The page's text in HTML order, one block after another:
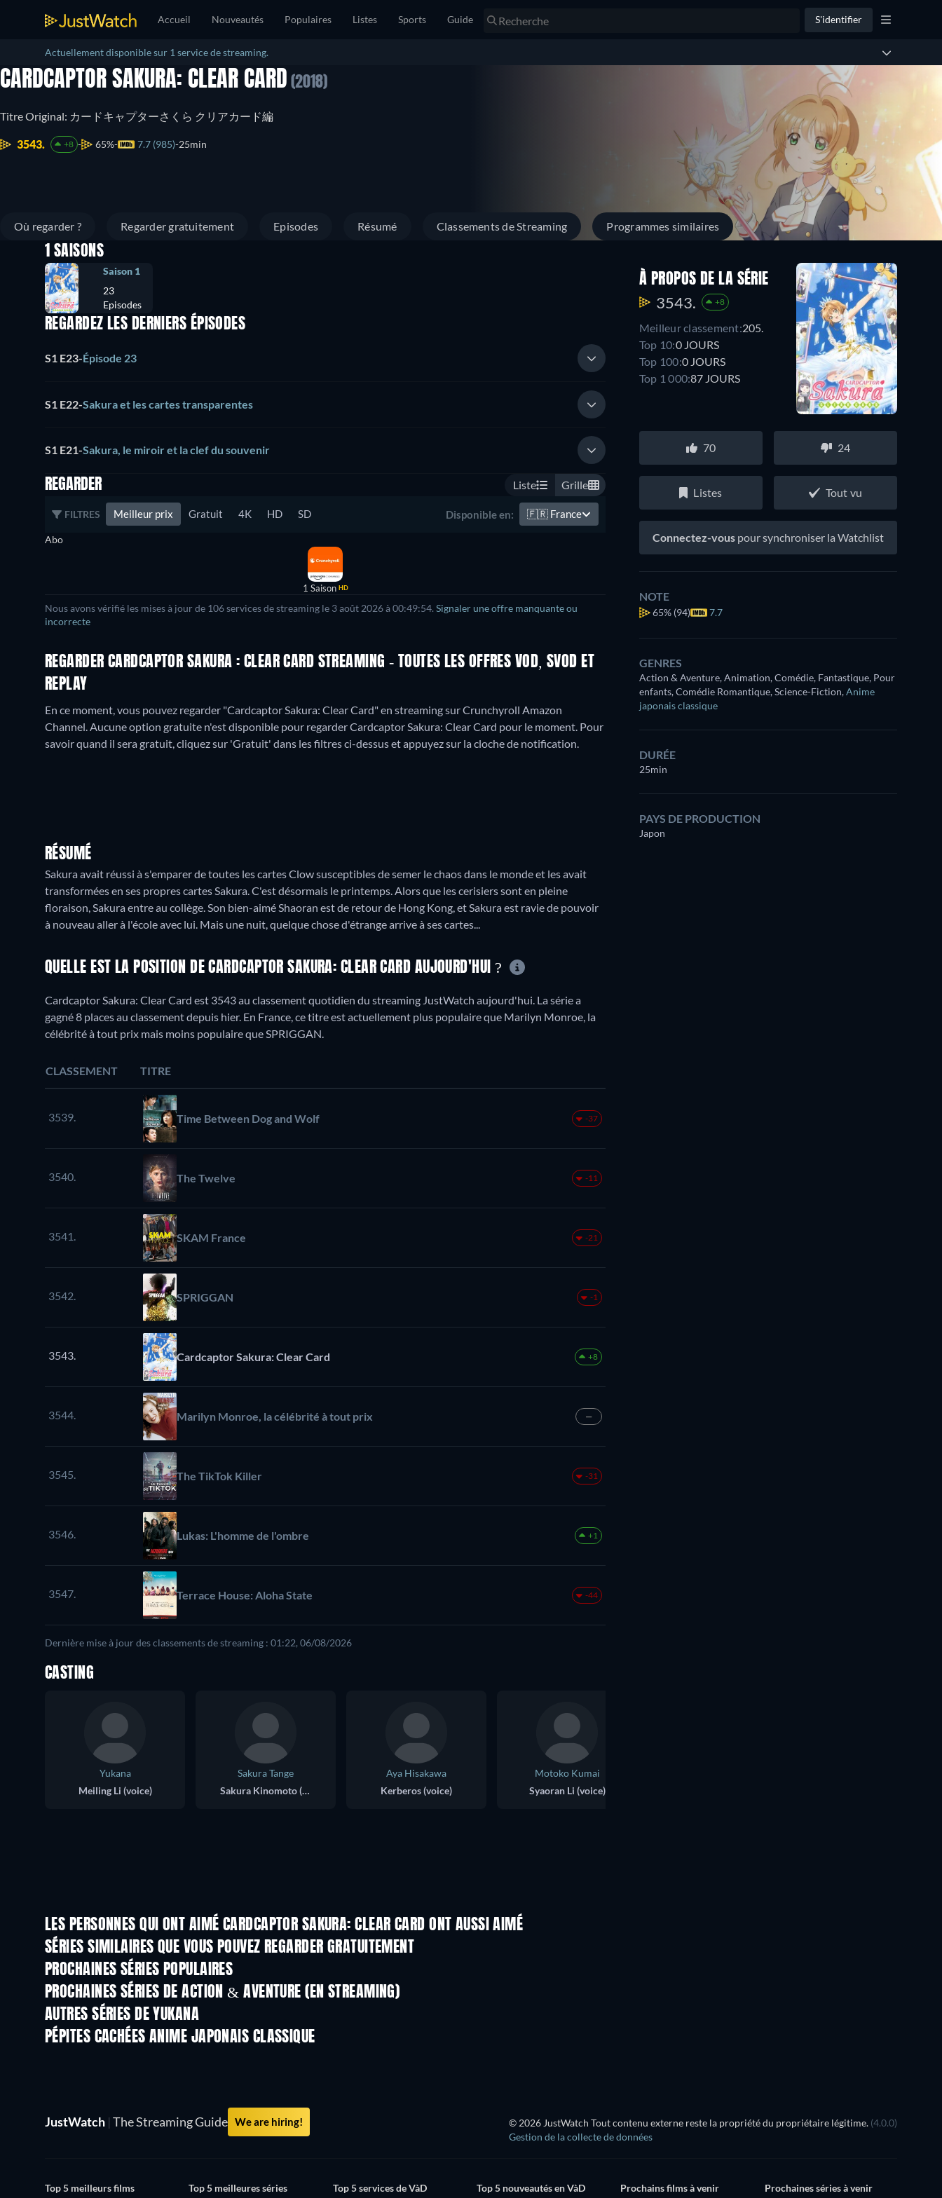
Accueil Nouveautés Populaires Listes Sports Guide S'identifier
Actuellement disponible sur 1 service de streaming.
CARDCAPTOR SAKURA: CLEAR CARD (2018)
Titre Original: カードキャプターさくら クリアカード編
3543. +8 65% 7.7 (985) 25min
Où regarder ? Regarder gratuitement Episodes Résumé Classements de Streaming Programmes similaires
1 SAISONS
Saison 1
23
Episodes
REGARDEZ LES DERNIERS ÉPISODES
S1 E23-Épisode 23
S1 E22-Sakura et les cartes transparentes
S1 E21-Sakura, le miroir et la clef du souvenir
REGARDER Liste Grille
FILTRES Meilleur prix Gratuit 4K HD SD Disponible en: 🇫🇷 France
Abo
1 Saison HD
Nous avons vérifié les mises à jour de 106services de streaming le 3 août 2026à00:49:54. Signaler une offre manquante ou
incorrecte
REGARDER CARDCAPTOR SAKURA : CLEAR CARD STREAMING - TOUTES LES OFFRES VOD, SVOD ET
REPLAY
En ce moment, vous pouvez regarder "Cardcaptor Sakura: Clear Card" en streaming sur Crunchyroll Amazon
Channel. Aucune option gratuite n'est disponible pour regarder Cardcaptor Sakura: Clear Card pour le moment. Pour
savoir quand il sera gratuit, cliquez sur 'Gratuit' dans les filtres ci-dessus et appuyez sur la cloche de notification.
RÉSUMÉ
Sakura avait réussi à s'emparer de toutes les cartes Clow susceptibles de semer le chaos dans le monde et les avait
transformées en ses propres cartes Sakura. C'est désormais le printemps. Alors que les cerisiers sont en pleine
floraison, Sakura entre au collège. Son bien-aimé Shaoran est de retour de Hong Kong, et Sakura est ravie de pouvoir
à nouveau aller à l'école avec lui. Mais une nuit, quelque chose d'étrange arrive à ses cartes...
À PROPOS DE LA SÉRIE
3543. +8
Meilleur classement:205.
Top 10:0 JOURS
Top 100:0 JOURS
Top 1 000:87 JOURS
70 24
Listes Tout vu
Connectez-vous pour synchroniser la Watchlist
NOTE
65% (94) 7.7
GENRES
Action & Aventure, Animation, Comédie, Fantastique, Pour
enfants, Comédie Romantique, Science-Fiction,Anime
japonais classique
DURÉE
25min
PAYS DE PRODUCTION
Japon
QUELLE EST LA POSITION DE CARDCAPTOR SAKURA: CLEAR CARD AUJOURD'HUI ?
Cardcaptor Sakura: Clear Card est 3543 au classement quotidien du streaming JustWatch aujourd'hui. La série a
gagné 8 places au classement depuis hier. En France, ce titre est actuellement plus populaire que Marilyn Monroe, la
célébrité à tout prix mais moins populaire que SPRIGGAN.
CLASSEMENT TITRE
3539. Time Between Dog and Wolf -37
3540. The Twelve -11
3541. SKAM France -21
3542. SPRIGGAN -1
3543. Cardcaptor Sakura: Clear Card +8
3544. Marilyn Monroe, la célébrité à tout prix —
3545. The TikTok Killer -31
3546. Lukas: L'homme de l'ombre +1
3547. Terrace House: Aloha State -44
Dernière mise à jour des classements de streaming : 01:22, 06/08/2026
CASTING
Yukana
Meiling Li (voice)
Sakura Tange
Sakura Kinomoto (voice)
Aya Hisakawa
Kerberos (voice)
Motoko Kumai
Syaoran Li (voice)
LES PERSONNES QUI ONT AIMÉ CARDCAPTOR SAKURA: CLEAR CARD ONT AUSSI AIMÉ
Série Série
SÉRIES SIMILAIRES QUE VOUS POUVEZ REGARDER GRATUITEMENT
Série Série
PROCHAINES SÉRIES POPULAIRES
Série
PROCHAINES SÉRIES DE ACTION & AVENTURE (EN STREAMING)
Saison 2 Saison 2
AUTRES SÉRIES DE YUKANA
Série
PÉPITES CACHÉES ANIME JAPONAIS CLASSIQUE
Série
JustWatch | The Streaming Guide We are hiring! © 2026 JustWatch Tout contenu externe reste la propriété du propriétaire légitime. (4.0.0)
Gestion de la collecte de données
Top 5 meilleurs films Top 5 meilleures séries Top 5 services de VàD Top 5 nouveautés en VàD Prochains films à venir Prochaines séries à venir